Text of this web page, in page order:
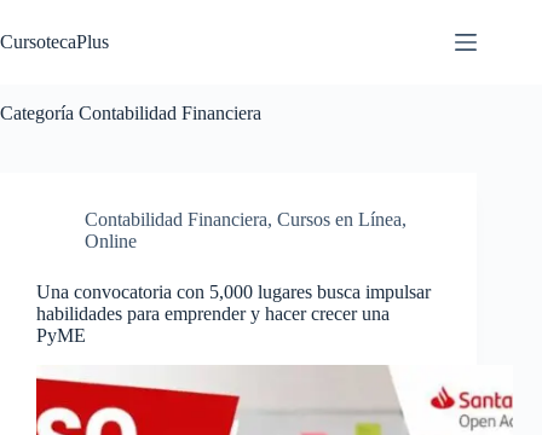
al
contenido
CursotecaPlus
Categoría Contabilidad Financiera
Contabilidad Financiera, Cursos en Línea,
Online
Una convocatoria con 5,000 lugares busca impulsar
habilidades para emprender y hacer crecer una
PyME